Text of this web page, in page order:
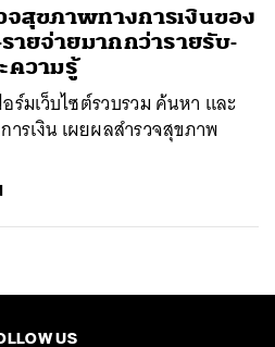
จสุขภาพทางการเงินของ
ายจ่ายมากกว่ารายรับ-
ความรู้
มเว็บไซต์รวบรวม ค้นหา และ
รเงิน เผยผลสำรวจสุขภาพ
US